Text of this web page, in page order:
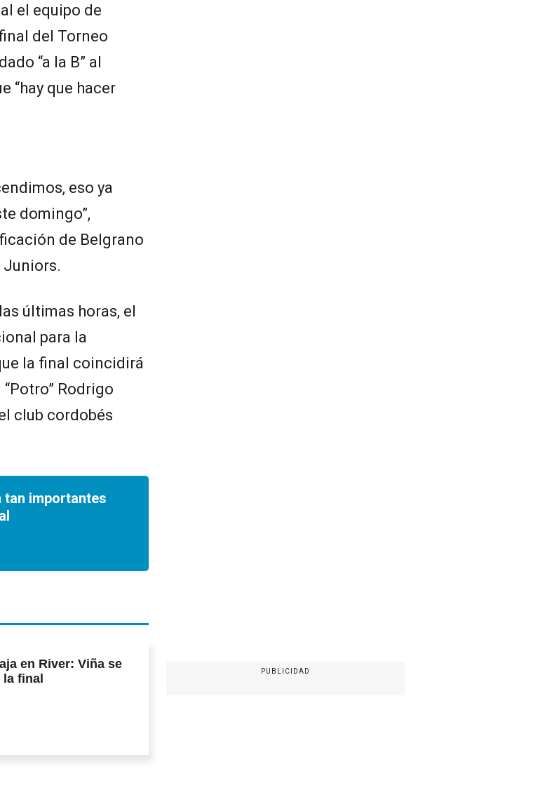
el equipo de
del Torneo
“a la B” al
“hay que hacer
eso ya
domingo”,
de Belgrano
Juniors.
últimas horas, el
para la
la final coincidirá
Rodrigo
club cordobés
tan importantes
en River: Viña se
la final
PUBLICIDAD